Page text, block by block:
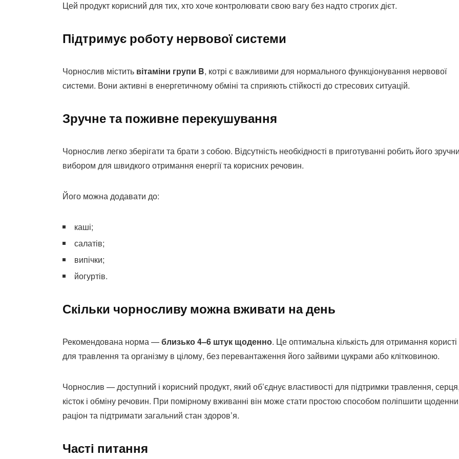
Цей продукт корисний для тих, хто хоче контролювати свою вагу без надто строгих дієт.
Підтримує роботу нервової системи
Чорнослив містить вітаміни групи B, котрі є важливими для нормального функціонування нервової
системи. Вони активні в енергетичному обміні та сприяють стійкості до стресових ситуацій.
Зручне та поживне перекушування
Чорнослив легко зберігати та брати з собою. Відсутність необхідності в приготуванні робить його
вибором для швидкого отримання енергії та корисних речовин.
Його можна додавати до:
каші;
салатів;
випічки;
йогуртів.
Скільки чорносливу можна вживати на день
Рекомендована норма —близько 4–6 штук щоденно. Це оптимальна кількість для отримання користі
для травлення та організму в цілому, без перевантаження його зайвими цукрами або клітковиною.
Чорнослив — доступний і корисний продукт, який об’єднує властивості для підтримки травлення,
кісток і обміну речовин. При помірному вживанні він може стати простою способом поліпшити
раціон та підтримати загальний стан здоров’я.
Часті питання